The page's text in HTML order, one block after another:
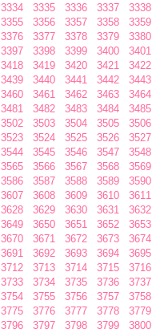
3334 3335 3336 3337
3338
3355 3356 3357 3358
3359
3376 3377 3378 3379
3380
3397 3398 3399 3400
3401
3418 3419 3420 3421
3422
3439 3440 3441 3442
3443
3460 3461 3462 3463
3464
3481 3482 3483 3484
3485
3502 3503 3504 3505
3506
3523 3524 3525 3526
3527
3544 3545 3546 3547
3548
3565 3566 3567 3568
3569
3586 3587 3588 3589
3590
3607 3608 3609 3610
3611
3628 3629 3630 3631
3632
3649 3650 3651 3652
3653
3670 3671 3672 3673
3674
3691 3692 3693 3694
3695
3712 3713 3714 3715
3716
3733 3734 3735 3736
3737
3754 3755 3756 3757
3758
3775 3776 3777 3778
3779
3796 3797 3798 3799 3800